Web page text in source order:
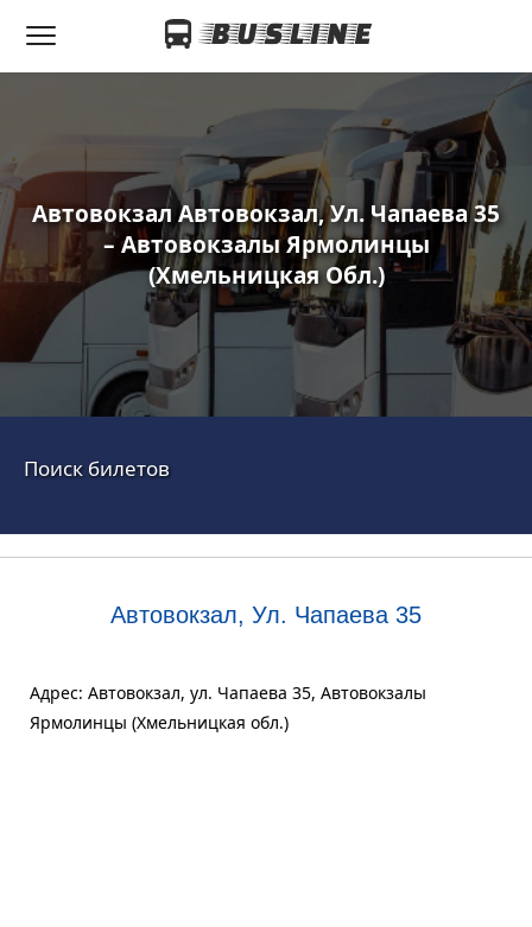
Автовокзал Автовокзал, Ул. Чапаева 35
– Автовокзалы Ярмолинцы
(Хмельницкая Обл.)
Поиск билетов
Автовокзал, Ул. Чапаева 35
Адрес: Автовокзал, ул. Чапаева 35, Автовокзалы
Ярмолинцы (Хмельницкая обл.)